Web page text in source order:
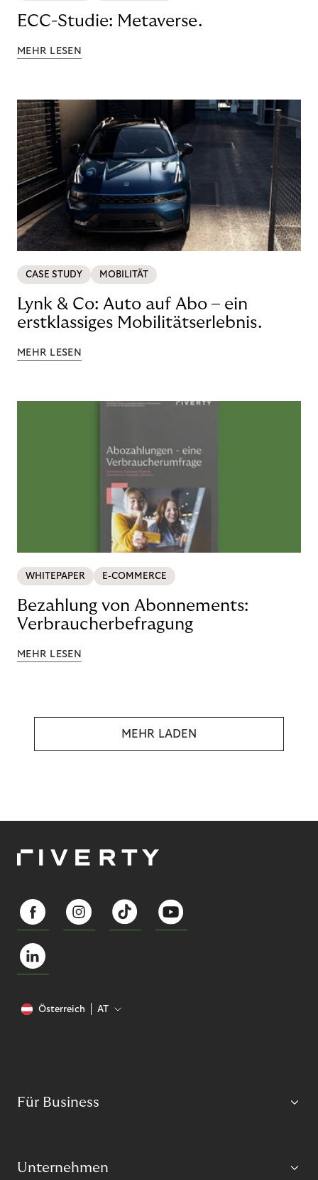
ECC-Studie: Metaverse.
MEHR LESEN
CASE STUDY MOBILITÄT
Lynk & Co: Auto auf Abo – ein
erstklassiges Mobilitätserlebnis.
MEHR LESEN
WHITEPAPER E-COMMERCE
Bezahlung von Abonnements:
Verbraucherbefragung
MEHR LESEN
MEHR LADEN
Österreich AT
Für Business
Unternehmen